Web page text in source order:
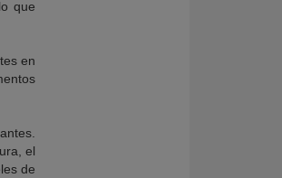
que
en
el
de